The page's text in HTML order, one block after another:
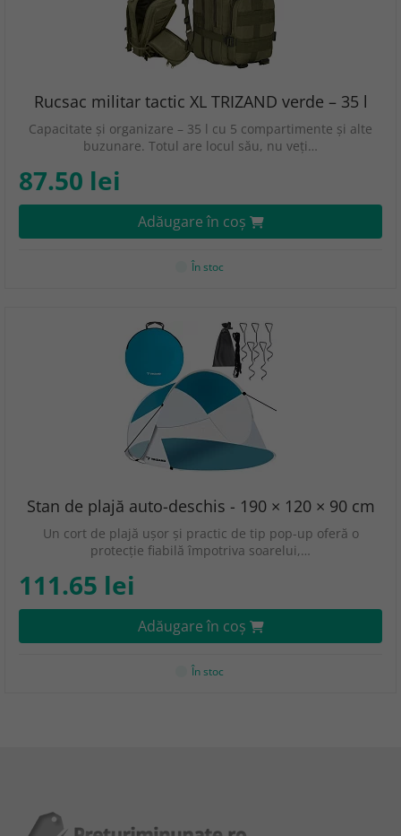
Rucsac militar tactic XL TRIZAND verde – 35 l
Capacitate și organizare – 35 l cu 5 compartimente și alte
buzunare. Totul are locul său, nu veți…
87.50 lei
Adăugare în coş
În stoc
Stan de plajă auto-deschis - 190 × 120 × 90 cm
Un cort de plajă ușor și practic de tip pop-up oferă o
protecție fiabilă împotriva soarelui,…
111.65 lei
Adăugare în coş
În stoc